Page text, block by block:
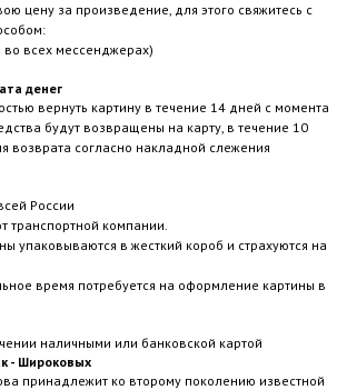
цену за произведение, для этого свяжитесь с
во всех мессенджерах)
денег
вернуть картину в течение 14 дней с момента
будут возвращены на карту, в течение 10
возврата согласно накладной слежения
России
транспортной компании.
упаковываются в жесткий короб и страхуются на
время потребуется на оформление картины в
наличными или банковской картой
- Широковых
принадлежит ко второму поколению известной